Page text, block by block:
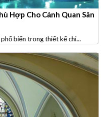
Hợp Cho Cảnh Quan Sân
biến trong thiết kế chi...